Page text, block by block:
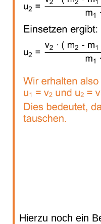
Hierzu noch ein